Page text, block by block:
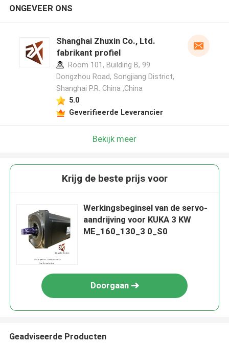
ONGEVEER ONS
Shanghai Zhuxin Co., Ltd.
fabrikant profiel
Room 101, Building B, 99
Dongzhou Road, Songjiang District,
Shanghai P.R. China ,China
5.0
Geverifieerde Leverancier
Bekijk meer
Krijg de beste prijs voor
Werkingsbeginsel van de servo-
aandrijving voor KUKA 3 KW
ME_160_130_3 0_S0
Doorgaan
Geadviseerde Producten